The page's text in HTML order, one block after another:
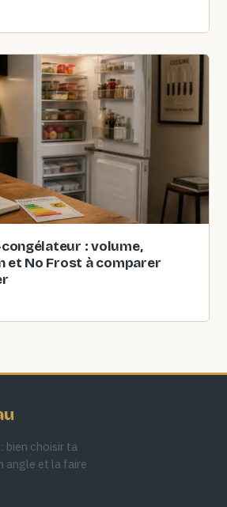
: volume,
et No Frost à comparer
bien choisir ta
angle et la faire